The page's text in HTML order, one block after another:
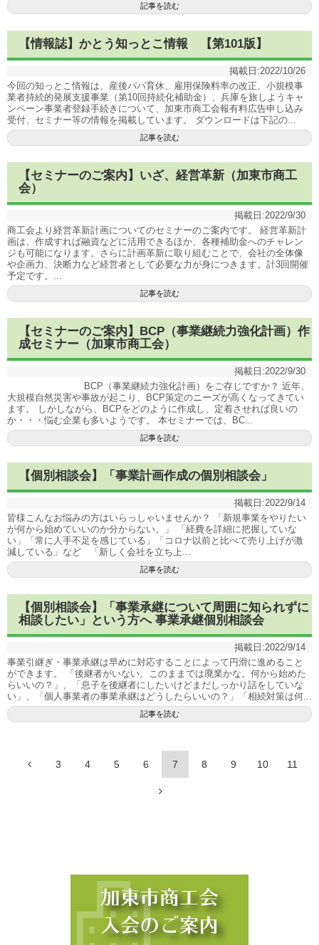
記事を読む
【情報誌】かとう知っとこ情報 【第101版】
掲載日:2022/10/26
今回の知っとこ情報は、産後パパ育休、雇用保険料率の改正、小規模事
業者持続的発展支援事業（第10回持続化補助金）、兵庫を旅しようキャ
ンペーン事業者登録手続きについて、加東市商工会報有料広告申し込み
受付、セミナー等の情報を掲載しています。 ダウンロードは下記の...
記事を読む
【セミナーのご案内】いざ、経営革新（加東市商工
会）
掲載日:2022/9/30
商工会より経営革新計画についてのセミナーのご案内です。 経営革新計
画は、作成すれば融資などに活用できるほか、各種補助金へのチャレン
ジも可能になります。さらに計画革新に取り組むことで、会社の全体像
や企画力、決断力など経営者として必要な力が身につきます。計3回開催
予定です。...
記事を読む
【セミナーのご案内】BCP（事業継続力強化計画）作
成セミナー（加東市商工会）
掲載日:2022/9/30
BCP（事業継続力強化計画）をご存じですか？ 近年、
大規模自然災害や事故が起こり、BCP策定のニーズが高くなってきてい
ます。 しかしながら、BCPをどのように作成し、定着させれば良いの
か・・・悩む企業も多いようです。 本セミナーでは、BC...
記事を読む
【個別相談会】「事業計画作成の個別相談会」
掲載日:2022/9/14
皆様こんなお悩みの方はいらっしゃいませんか？ 「新規事業をやりたい
が何から始めていいのか分からない。」 「経費を詳細に把握していな
い」「常に人手不足を感じている」「コロナ以前と比べて売り上げが激
減している」など 「新しく会社を立ち上...
記事を読む
【個別相談会】「事業承継について周囲に知られずに
相談したい」という方へ 事業承継個別相談会
掲載日:2022/9/14
事業引継ぎ・事業承継は早めに対応することによって円滑に進めること
ができます。 「後継者がいない。このままでは廃業かな。何から始めた
らいいの？」、「息子を後継者にしたいけどまだしっかり話をしていな
い」、「個人事業者の事業承継はどうしたらいいの？」「相続対策は何...
記事を読む
3 4 5 6 7 8 9 10 11